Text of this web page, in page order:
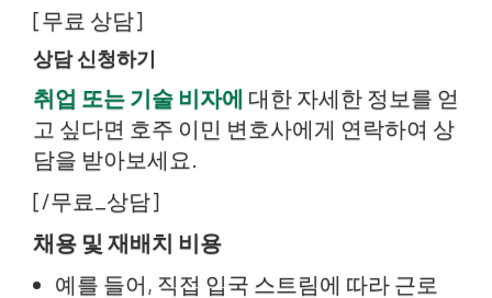
[무료 상담]
상담 신청하기
취업 또는 기술 비자에 대한 자세한 정보를 얻
고 싶다면 호주 이민 변호사에게 연락하여 상
담을 받아보세요.
[/무료_상담]
채용 및 재배치 비용
예를 들어, 직접 입국 스트림에 따라 근로